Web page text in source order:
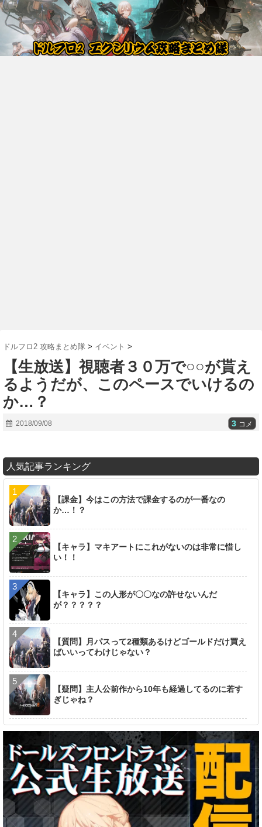
ドルフロ2 攻略まとめ隊 > イベント >
【生放送】視聴者３０万で○○が貰え
るようだが、このペースでいけるの
か…？
2018/09/08 3 コメ
人気記事ランキング
【課金】今はこの方法で課金するのが一番なの
か…！？
【キャラ】マキアートにこれがないのは非常に惜し
い！！
【キャラ】この人形が〇〇なの許せないんだ
が？？？？？
【質問】月パスって2種類あるけどゴールドだけ買え
ばいいってわけじゃない？
【疑問】主人公前作から10年も経過してるのに若す
ぎじゃね？